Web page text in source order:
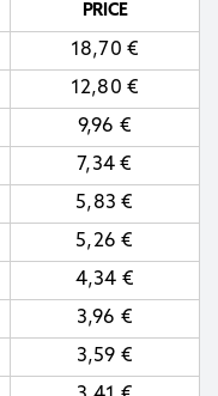
PRICE
18,70€
12,80€
9,96 €
7,34€
5,83€
5,26€
4,34 €
3,96 €
3,59 €